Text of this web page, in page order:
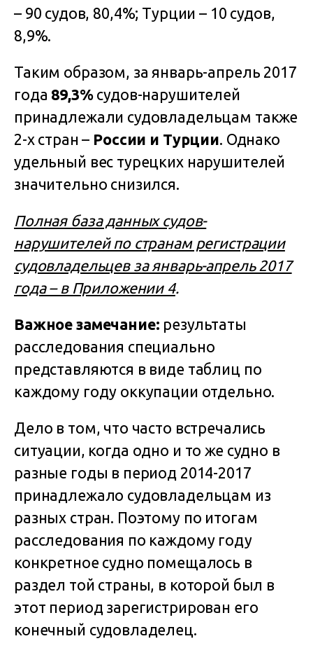
– 90 судов, 80,4%; Турции – 10 судов,
8,9%.
Таким образом, за январь-апрель 2017
года 89,3%судов-нарушителей
принадлежали судовладельцам также
2-х стран – России и Турции. Однако
удельный вес турецких нарушителей
значительно снизился.
Полная база данных судов-
нарушителей по странам регистрации
судовладельцев за январь-апрель 2017
года – в Приложении 4.
Важное замечание: результаты
расследования специально
представляются в виде таблиц по
каждому году оккупации отдельно.
Дело в том, что часто встречались
ситуации, когда одно и то же судно в
разные годы в период 2014-2017
принадлежало судовладельцам из
разных стран. Поэтому по итогам
расследования по каждому году
конкретное судно помещалось в
раздел той страны, в которой был в
этот период зарегистрирован его
конечный судовладелец.